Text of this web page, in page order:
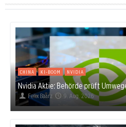
CHINA KI-BOOM NVIDIA
Nvidia Aktie: Behörde prüft
Felix Baarz 9. Aug. 2026